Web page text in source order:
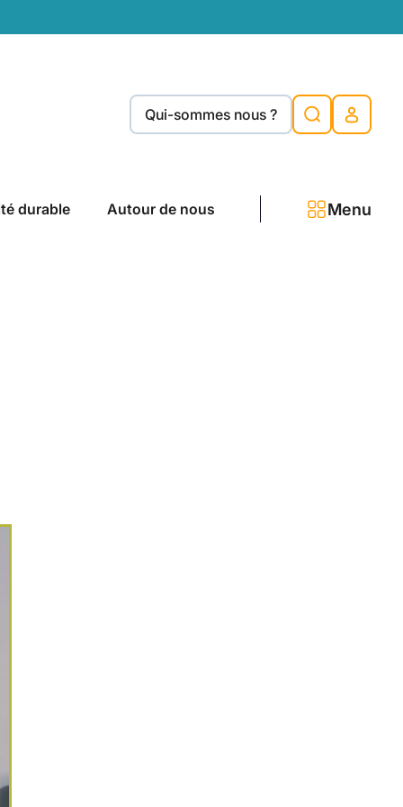
Qui-sommes nous ?
durable Autour de nous Menu